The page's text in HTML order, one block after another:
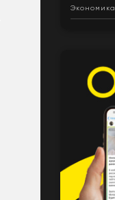
Экономика